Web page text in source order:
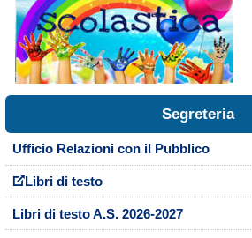
Segreteria
Ufficio Relazioni con il Pubblico
Libri di testo
Libri di testo A.S. 2026-2027